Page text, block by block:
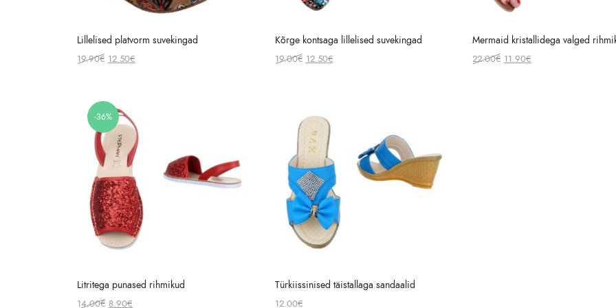
Lillelised platvorm suvekingad
19.90€ Original
19.90€.
12.50€
Kõrge kontsaga lillelised suvekingad
19.00€ Original
12.50€Current
Mermaid kristallidega valged
22.00€ Original
11.90€
-36%
Litritega punased rihmikud
14.00€ Original
8.90€
Türkiissinised täistallaga sandaalid
12.00€